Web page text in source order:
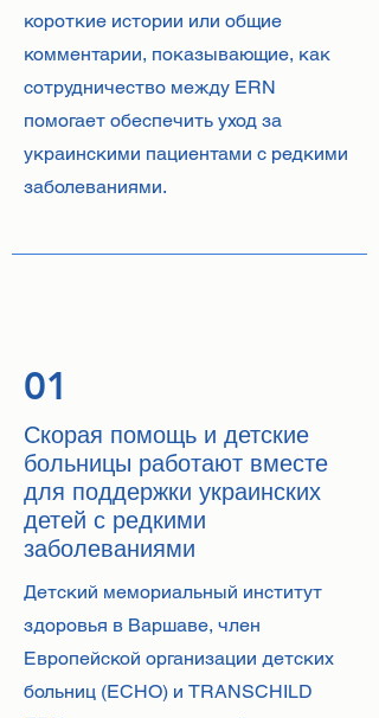
короткие истории или общие
комментарии, показывающие, как
сотрудничество между ERN
помогает обеспечить уход за
украинскими пациентами с редкими
заболеваниями.
01
Скорая помощь и детские
больницы работают вместе
для поддержки украинских
детей с редкими
заболеваниями
Детский мемориальный институт
здоровья в Варшаве, член
Европейской организации детских
больниц (ECHO) и TRANSCHILD